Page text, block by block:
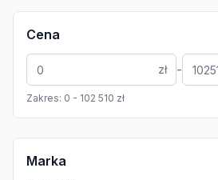
Cena
zł -
Zakres: 0 - 102 510 zł
Marka